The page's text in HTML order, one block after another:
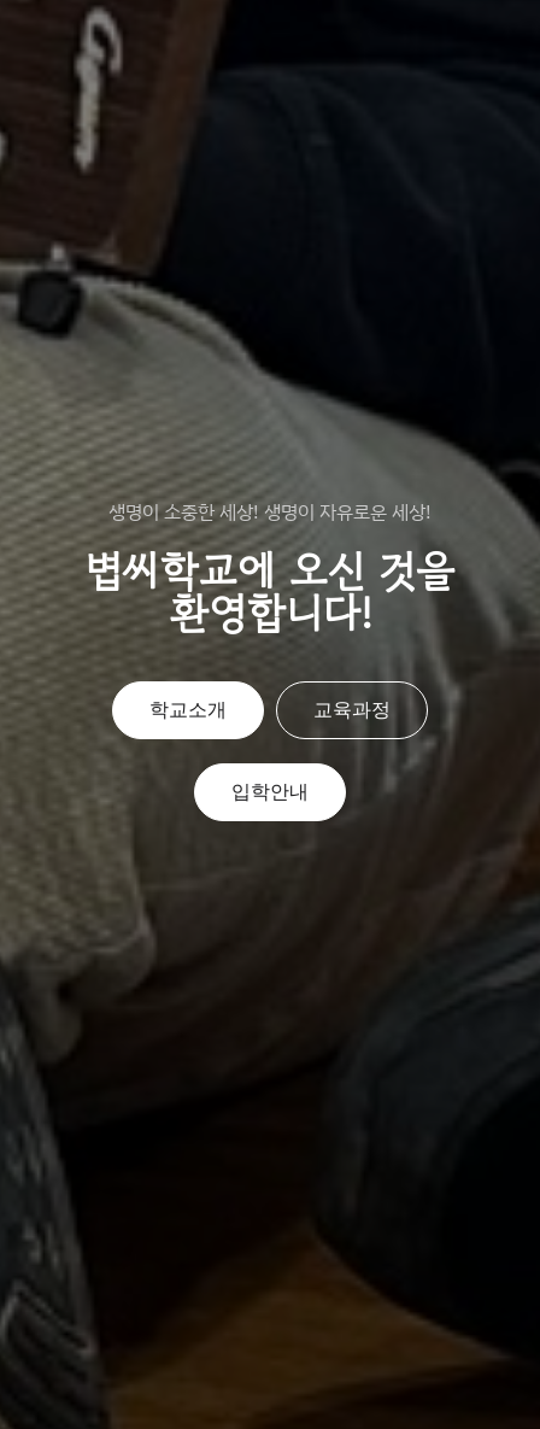
생명이 소중한 세상! 생명이 자유로운 세상!
볍씨학교에 오신 것을
환영합니다!
학교소개 교육과정
입학안내